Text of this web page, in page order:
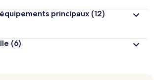
principaux (12)
(6)